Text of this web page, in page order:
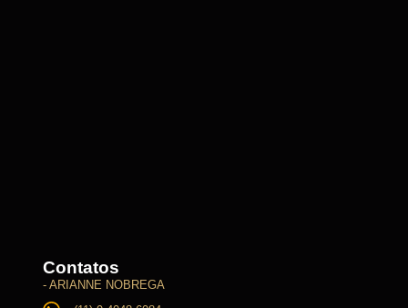
Contatos
- ARIANNE NOBREGA